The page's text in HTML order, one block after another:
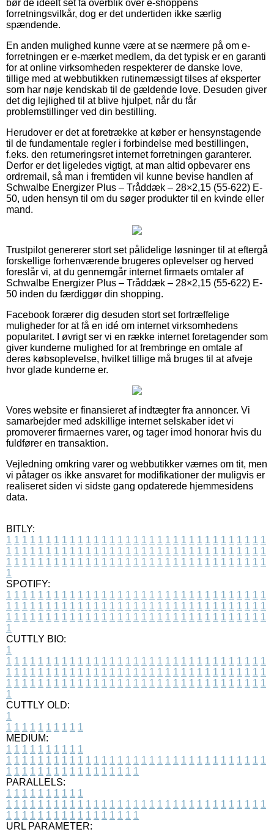
bør de ideelt set få overblik over e-shoppens
forretningsvilkår, dog er det undertiden ikke særlig
spændende.
En anden mulighed kunne være at se nærmere på om e-
forretningen er e-mærket medlem, da det typisk er en garanti
for at online virksomheden respekterer de danske love,
tillige med at webbutikken rutinemæssigt tilses af eksperter
som har nøje kendskab til de gældende love. Desuden giver
det dig lejlighed til at blive hjulpet, når du får
problemstillinger ved din bestilling.
Herudover er det at foretrække at køber er hensynstagende
til de fundamentale regler i forbindelse med bestillingen,
f.eks. den returneringsret internet forretningen garanterer.
Derfor er det ligeledes vigtigt, at man altid opbevarer ens
ordremail, så man i fremtiden vil kunne bevise handlen af
Schwalbe Energizer Plus – Tråddæk – 28×2,15 (55-622) E-
50, uden hensyn til om du søger produkter til en kvinde eller
mand.
Trustpilot genererer stort set pålidelige løsninger til at eftergå
forskellige forhenværende brugeres oplevelser og herved
foreslår vi, at du gennemgår internet firmaets omtaler af
Schwalbe Energizer Plus – Tråddæk – 28×2,15 (55-622) E-
50 inden du færdiggør din shopping.
Facebook forærer dig desuden stort set fortræffelige
muligheder for at få en idé om internet virksomhedens
popularitet. I øvrigt ser vi en række internet foretagender som
giver kunderne mulighed for at frembringe en omtale af
deres købsoplevelse, hvilket tillige må bruges til at afveje
hvor glade kunderne er.
Vores website er finansieret af indtægter fra annoncer. Vi
samarbejder med adskillige internet selskaber idet vi
promoverer firmaernes varer, og tager imod honorar hvis du
fuldfører en transaktion.
Vejledning omkring varer og webbutikker værnes om tit, men
vi påtager os ikke ansvaret for modifikationer der muligvis er
realiseret siden vi sidste gang opdaterede hjemmesidens
data.
BITLY:
1 1 1 1 1 1 1 1 1 1 1 1 1 1 1 1 1 1 1 1 1 1 1 1 1 1 1 1 1 1 1 1 1
1 1 1 1 1 1 1 1 1 1 1 1 1 1 1 1 1 1 1 1 1 1 1 1 1 1 1 1 1 1 1 1 1
1 1 1 1 1 1 1 1 1 1 1 1 1 1 1 1 1 1 1 1 1 1 1 1 1 1 1 1 1 1 1 1 1
1
SPOTIFY:
1 1 1 1 1 1 1 1 1 1 1 1 1 1 1 1 1 1 1 1 1 1 1 1 1 1 1 1 1 1 1 1 1
1 1 1 1 1 1 1 1 1 1 1 1 1 1 1 1 1 1 1 1 1 1 1 1 1 1 1 1 1 1 1 1 1
1 1 1 1 1 1 1 1 1 1 1 1 1 1 1 1 1 1 1 1 1 1 1 1 1 1 1 1 1 1 1 1 1
1
CUTTLY BIO:
1
1 1 1 1 1 1 1 1 1 1 1 1 1 1 1 1 1 1 1 1 1 1 1 1 1 1 1 1 1 1 1 1 1
1 1 1 1 1 1 1 1 1 1 1 1 1 1 1 1 1 1 1 1 1 1 1 1 1 1 1 1 1 1 1 1 1
1 1 1 1 1 1 1 1 1 1 1 1 1 1 1 1 1 1 1 1 1 1 1 1 1 1 1 1 1 1 1 1 1
1
CUTTLY OLD:
1
1 1 1 1 1 1 1 1 1 1
MEDIUM:
1 1 1 1 1 1 1 1 1 1
1 1 1 1 1 1 1 1 1 1 1 1 1 1 1 1 1 1 1 1 1 1 1 1 1 1 1 1 1 1 1 1 1
1 1 1 1 1 1 1 1 1 1 1 1 1 1 1 1 1
PARALLELS:
1 1 1 1 1 1 1 1 1 1
1 1 1 1 1 1 1 1 1 1 1 1 1 1 1 1 1 1 1 1 1 1 1 1 1 1 1 1 1 1 1 1 1
1 1 1 1 1 1 1 1 1 1 1 1 1 1 1 1 1
URL PARAMETER: